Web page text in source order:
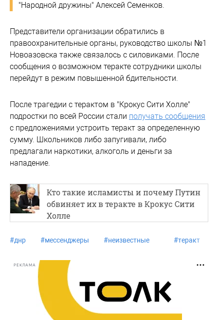
"Народной дружины" Алексей Семенков.
Представители организации обратились в
правоохранительные органы, руководство школы №1
Новоазовска также связалось с силовиками. После
сообщения о возможном теракте сотрудники школы
перейдут в режим повышенной бдительности.
После трагедии с терактом в "Крокус Сити Холле"
подростки по всей России стали получать сообщения
с предложениями устроить теракт за определенную
сумму. Школьников либо запугивали, либо
предлагали наркотики, алкоголь и деньги за
нападение.
Кто такие исламисты и почему Путин
обвиняет их в теракте в Крокус Сити
Холле
#днр #мессенджеры #неизвестные #теракт
РЕКЛАМА